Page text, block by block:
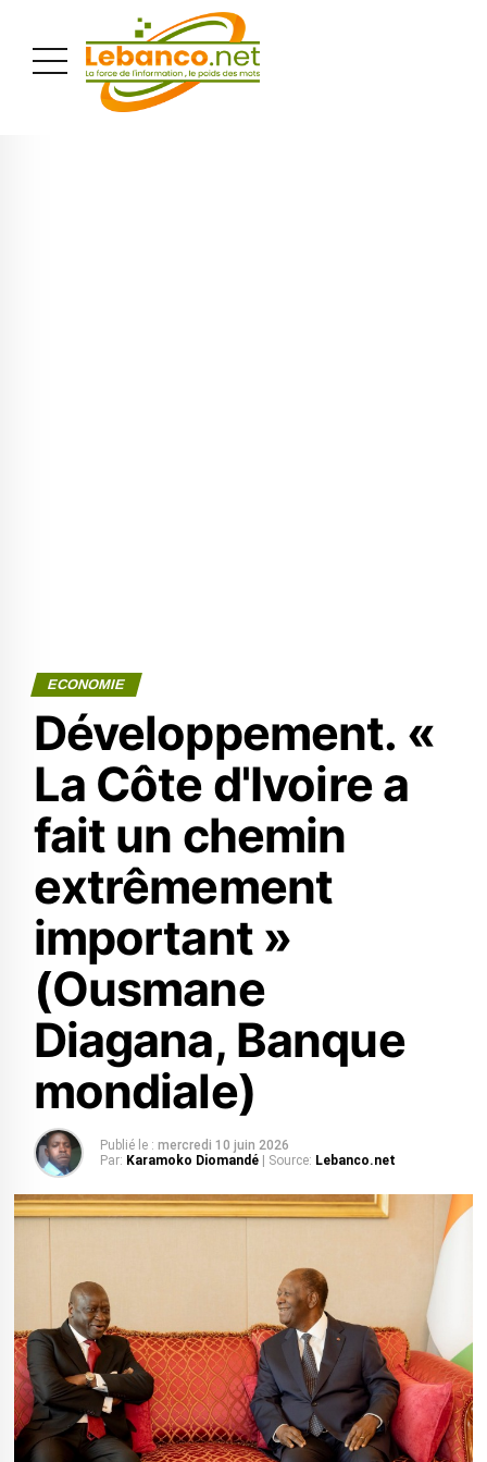
ECONOMIE
Développement. «
La Côte d'Ivoire a
fait un chemin
extrêmement
important »
(Ousmane
Diagana, Banque
mondiale)
Publié le : mercredi 10 juin 2026
Par: Karamoko Diomandé | Source: Lebanco.net